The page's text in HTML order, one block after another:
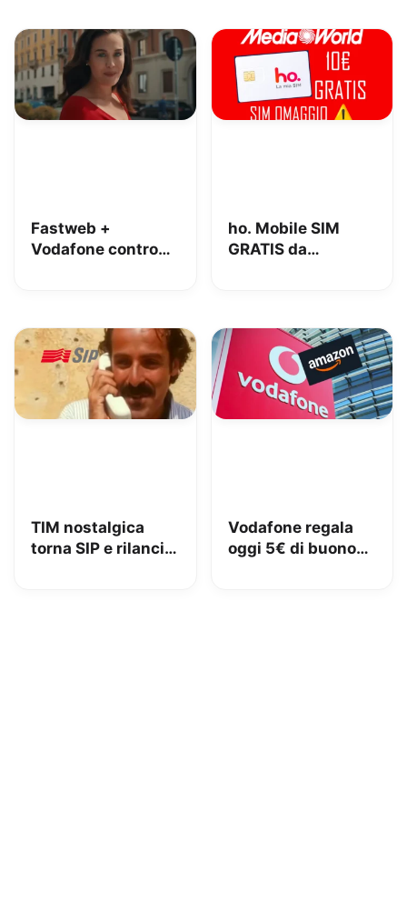
Fastweb +
Vodafone contro
ho. Mobile SIM
GRATIS da
TIM nostalgica
torna SIP e rilancia
Vodafone regala
oggi 5€ di buono